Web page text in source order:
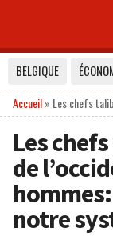
BELGIQUE
Accueil» Les chefs
Les
de
notre